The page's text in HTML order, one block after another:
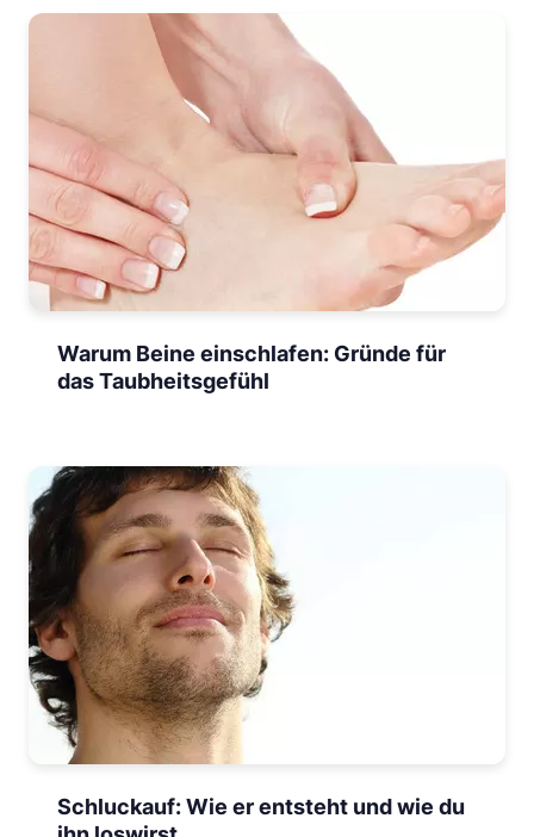
Warum Beine einschlafen: Gründe für
das Taubheitsgefühl
Schluckauf: Wie er entsteht und wie du